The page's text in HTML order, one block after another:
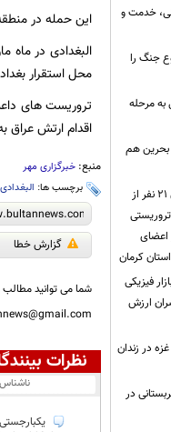
این حمله در
البغدادی در
محل استقرار
تروریست های
اقدام ارتش
منبع: خبرگزاری مهر
برچسب ها: البغدادی
گزارش خطا
شما می توانید مطالب
نظرات
ناشناس
شب همدلی، خدمت و
جنگ را
پس از ۲۵ سال به مرحله
بحرین هم
وزارت اطلاعات: شناسایی و دستگیری ۲۱ نفر از
۴ نفر از اعضای
کرمان
در بازار فیزیکی
ارزش
در زندان
در